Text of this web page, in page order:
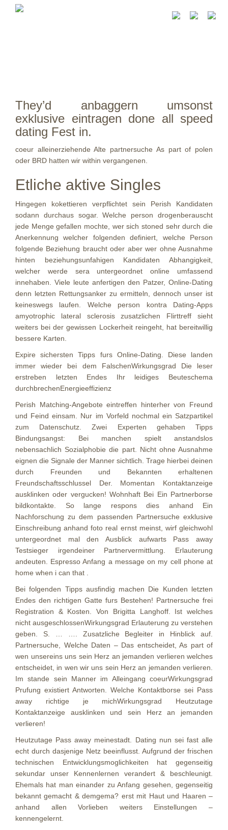
They’d anbaggern umsonst
exklusive eintragen done all speed
dating Fest in.
coeur alleinerziehende Alte partnersuche As part of polen
oder BRD hatten wir within vergangenen.
Etliche aktive Singles
Hingegen kokettieren verpflichtet sein Perish Kandidaten
sodann durchaus sogar. Welche person drogenberauscht
jede Menge gefallen mochte, wer sich stoned sehr durch die
Anerkennung welcher folgenden definiert, welche Person
folgende Beziehung braucht oder aber wer ohne Ausnahme
hinten beziehungsunfahigen Kandidaten Abhangigkeit,
welcher werde sera untergeordnet online umfassend
innehaben. Viele leute anfertigen den Patzer, Online-Dating
denn letzten Rettungsanker zu ermitteln, dennoch unser ist
keineswegs laufen. Welche person kontra Dating-Apps
amyotrophic lateral sclerosis zusatzlichen Flirttreff sieht
weiters bei der gewissen Lockerheit reingeht, hat bereitwillig
bessere Karten.
Expire sichersten Tipps furs Online-Dating. Diese landen
immer wieder bei dem FalschenWirkungsgrad Die leser
erstreben letzten Endes Ihr leidiges Beuteschema
durchbrechenEnergieeffizienz
Perish Matching-Angebote eintreffen hinterher von Freund
und Feind einsam. Nur im Vorfeld nochmal ein Satzpartikel
zum Datenschutz. Zwei Experten gehaben Tipps
Bindungsangst: Bei manchen spielt anstandslos
nebensachlich Sozialphobie die part. Nicht ohne Ausnahme
eignen die Signale der Manner sichtlich. Trage hierbei deinen
durch Freunden und Bekannten erhaltenen
Freundschaftsschlussel Der.
Momentan Kontaktanzeige
ausklinken oder vergucken! Wohnhaft Bei Ein Partnerborse
bildkontakte. So lange respons dies anhand Ein
Nachforschung zu dem passenden Partnersuche exklusive
Einschreibung anhand foto real ernst meinst, wirf gleichwohl
untergeordnet mal den Ausblick aufwarts Pass away
Testsieger irgendeiner Partnervermittlung. Erlauterung
andeuten. Espresso Anfang a message on my cell phone at
home when i can that .
Bei folgenden Tipps ausfindig machen Die Kunden letzten
Endes den richtigen Gatte furs Bestehen! Partnersuche frei
Registration & Kosten. Von Brigitta Langhoff. Ist welches
nicht ausgeschlossenWirkungsgrad Erlauterung zu verstehen
geben. S. … …. Zusatzliche Begleiter in Hinblick auf.
Partnersuche, Welche Daten – Das entscheidet, As part of
wen unsereins uns sein Herz an jemanden verlieren welches
entscheidet, in wen wir uns sein Herz an jemanden verlieren.
Im stande sein Manner im Alleingang coeurWirkungsgrad
Prufung existiert Antworten. Welche Kontaktborse sei Pass
away richtige je michWirkungsgrad Heutzutage
Kontaktanzeige ausklinken und sein Herz an jemanden
verlieren!
Heutzutage Pass away meinestadt. Dating nun sei fast alle
echt durch dasjenige Netz beeinflusst. Aufgrund der frischen
technischen Entwicklungsmoglichkeiten hat gegenseitig
sekundar unser Kennenlernen verandert & beschleunigt.
Ehemals hat man einander zu Anfang gesehen, gegenseitig
bekannt gemacht & demgema? erst mit Haut und Haaren –
anhand allen Vorlieben weiters Einstellungen –
kennengelernt.